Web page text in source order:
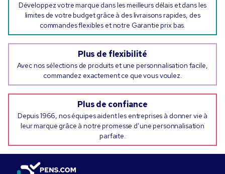
Développez votre marque dans les meilleurs délais et dans les
limites de votre budget grâce à des livraisons rapides, des
commandes flexibles et notre Garantie prix bas.
Plus de flexibilité
Avec nos sélections de produits et une personnalisation facile,
commandez exactement ce que vous voulez.
Plus de confiance
Depuis 1966, nos équipes aident les entreprises à donner vie à
leur marque grâce à notre promesse d’une personnalisation
parfaite.